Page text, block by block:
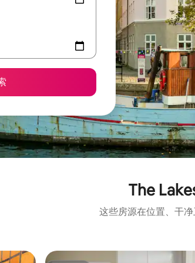
The
这些房源在位置、干净